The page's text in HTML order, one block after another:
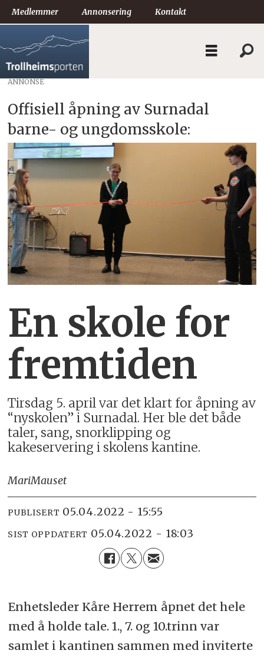
Medlemmer Annonsering Kontakt
ANNONSE
Offisiell åpning av Surnadal
barne- og ungdomsskole:
En skole for
fremtiden
Tirsdag 5. april var det klart for åpning av
“nyskolen” i Surnadal. Her ble det både
taler, sang, snorklipping og
kakeservering i skolens kantine.
MariMauset
PUBLISERT 05.04.2022 - 15:55
SIST OPPDATERT 05.04.2022 - 18:03
Enhetsleder Kåre Herrem åpnet det hele
med å holde tale. 1., 7. og 10.trinn var
samlet i kantinen sammen med inviterte